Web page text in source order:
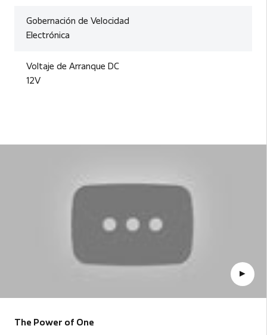
Gobernación de Velocidad
Electrónica
Voltaje de Arranque DC
12V
The Power of One